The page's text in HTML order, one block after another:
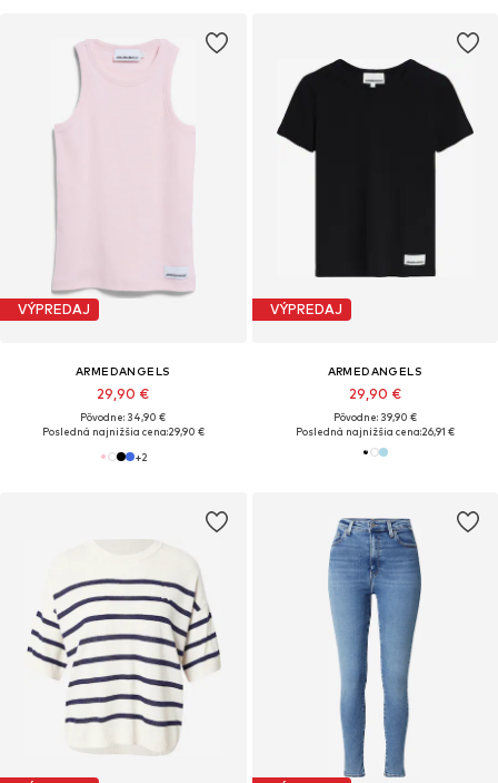
VÝPREDAJ
ARMEDANGELS
29,90 €
Pôvodne: 34,90 €
Posledná najnižšia cena:29,90 €
+2
VÝPREDAJ
ARMEDANGELS
29,90 €
Pôvodne: 39,90 €
Posledná najnižšia cena:26,91 €